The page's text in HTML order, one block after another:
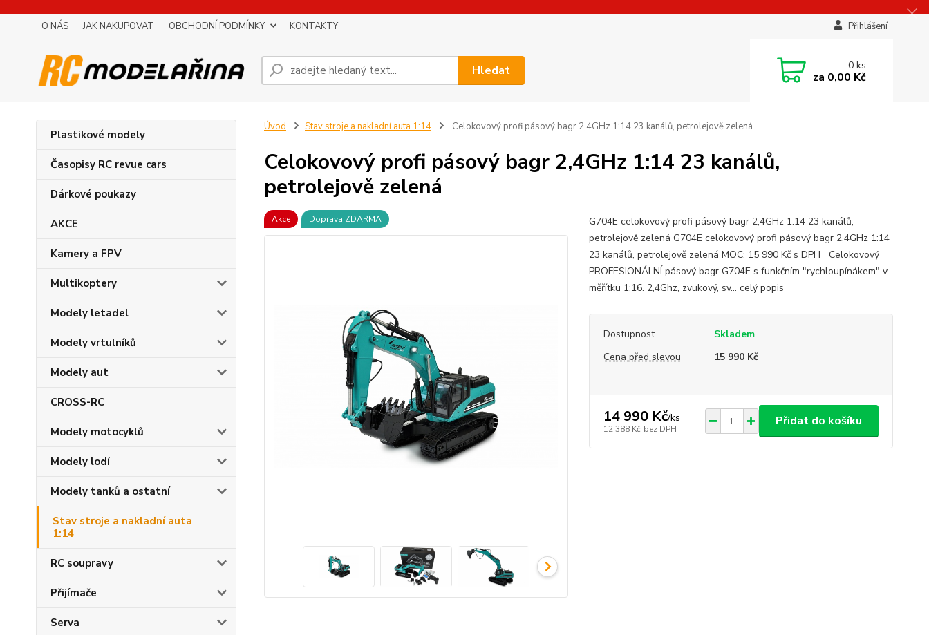
O NÁS JAK NAKUPOVAT OBCHODNÍ PODMÍNKY KONTAKTY Přihlášení
Hledat 0ks
za 0,00 Kč
Plastikové modely
Časopisy RC revue cars
Dárkové poukazy
AKCE
Kamery a FPV
Multikoptery
Modely letadel
Modely vrtulníků
Modely aut
CROSS-RC
Modely motocyklů
Modely lodí
Modely tanků a ostatní
Stav stroje a nakladní auta
1:14
RC soupravy
Přijímače
Serva
Úvod Stav stroje a nakladní auta 1:14 Celokovový profi pásový bagr 2,4GHz 1:14 23 kanálů, petrolejově zelená
Celokovový profi pásový bagr 2,4GHz 1:14 23 kanálů,
petrolejově zelená
Akce Doprava ZDARMA
G704E celokovový profi pásový bagr 2,4GHz 1:14 23 kanálů,
petrolejově zelená G704E celokovový profi pásový bagr 2,4GHz 1:14
23 kanálů, petrolejově zelená MOC: 15 990 Kč s DPH Celokovový
PROFESIONÁLNÍ pásový bagr G704E s funkčním "rychloupínákem" v
měřítku 1:16. 2,4Ghz, zvukový, sv... celý popis
Dostupnost
Skladem
Cena před slevou
15 990 Kč
14 990 Kč/ks
12 388 Kč bez DPH
Přidat do košíku